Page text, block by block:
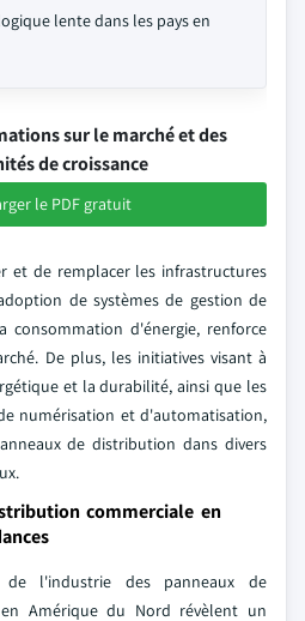
lente dans les pays en
sur le marché et des
de croissance
le PDF gratuit
et de remplacer les infrastructures
de systèmes de gestion de
consommation d'énergie, renforce
De plus, les initiatives visant à
et la durabilité, ainsi que les
numérisation et d'automatisation,
de distribution dans divers
commerciale en
de l'industrie des panneaux de
Amérique du Nord révèlent un